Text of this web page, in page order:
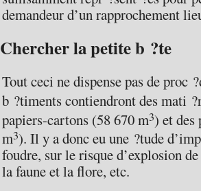
demandeur d’un rapprochement
Chercher la petite b ?te
Tout ceci ne dispense pas de proc
b ?timents contiendront des mati
papiers-cartons (58 670 m3) et des
m3). Il y a donc eu une ?tude
foudre, sur le risque d’explosion
la faune et la flore, etc.